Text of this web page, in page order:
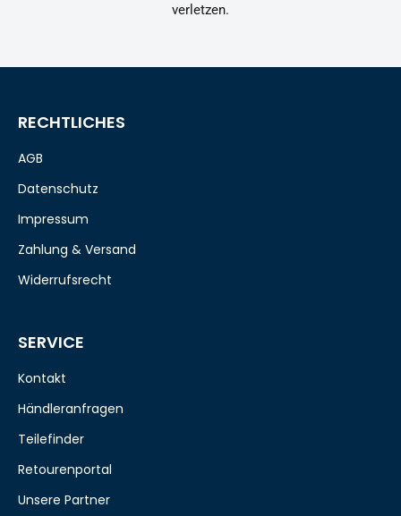
verletzen.
RECHTLICHES
AGB
Datenschutz
Impressum
Zahlung & Versand
Widerrufsrecht
SERVICE
Kontakt
Händleranfragen
Teilefinder
Retourenportal
Unsere Partner